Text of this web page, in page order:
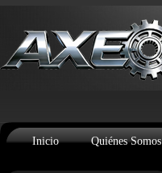
Inicio Quiénes Somos